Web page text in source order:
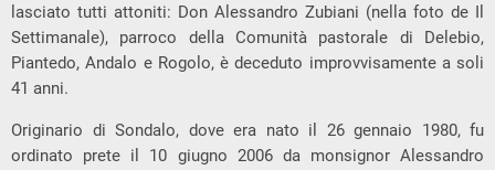
lasciato tutti attoniti: Don Alessandro Zubiani (nella foto de Il
Settimanale), parroco della Comunità pastorale di Delebio,
Piantedo, Andalo e Rogolo, è deceduto improvvisamente a soli
41 anni.
Originario di Sondalo, dove era nato il 26 gennaio 1980, fu
ordinato prete il 10 giugno 2006 da monsignor Alessandro